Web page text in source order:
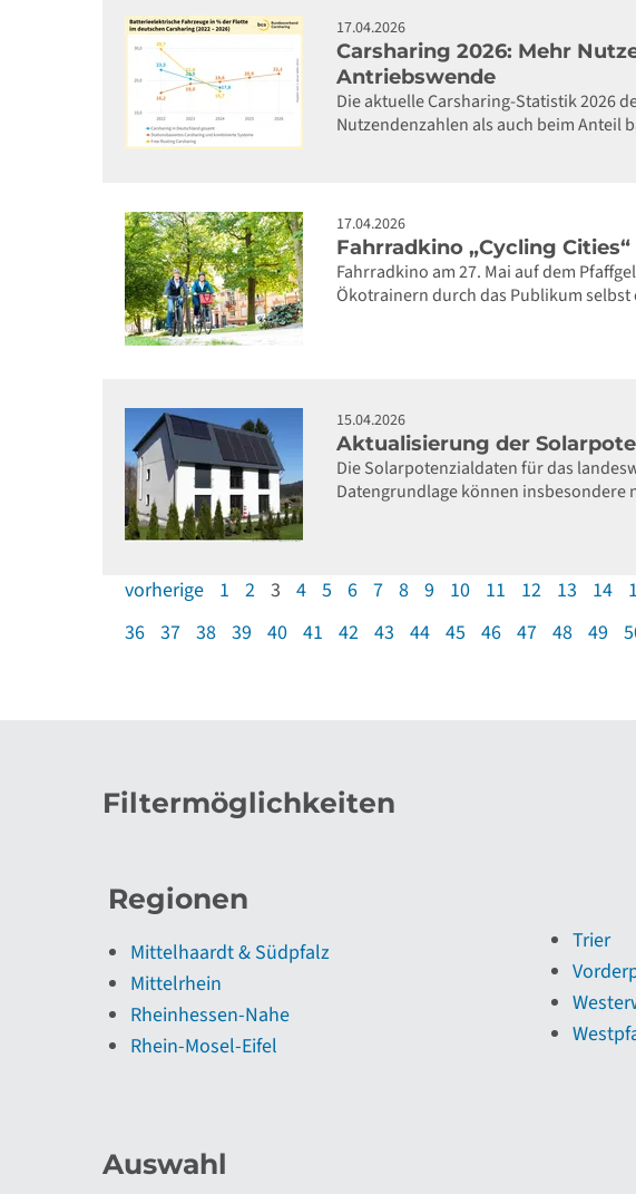
17.04.2026
Carsharing 2026: Mehr
Antriebswende
Die aktuelle Carsharing-Statistik 2026
Nutzendenzahlen als auch beim Anteil
17.04.2026
Fahrradkino „Cycling
Fahrradkino am 27. Mai auf dem
Ökotrainern durch das Publikum selbst
15.04.2026
Aktualisierung der
Die Solarpotenzialdaten für das
Datengrundlage können insbesondere
vorherige 1 2 3 4 5 6 7 8 9 10 11 12 13 14
36 37 38 39 40 41 42 43 44 45 46 47 48 49
Filtermöglichkeiten
Regionen
Mittelhaardt & Südpfalz
Mittelrhein
Rheinhessen-Nahe
Rhein-Mosel-Eifel
Trier
Auswahl